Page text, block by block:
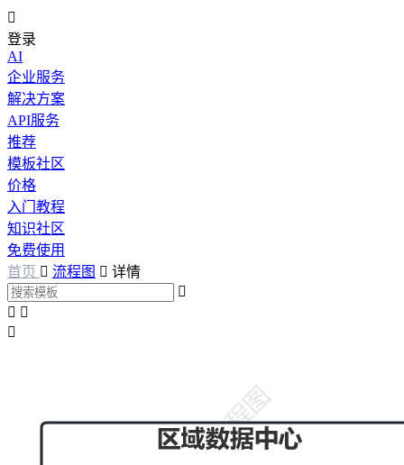

登录
AI
企业服务
解决方案
API服务
推荐
模板社区
价格
入门教程
知识社区
免费使用
首页  流程图  详情

 
